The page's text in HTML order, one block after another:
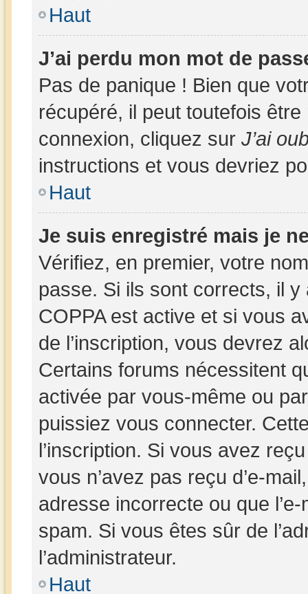
Haut
J’ai perdu mon mot de
Pas de panique ! Bien que
récupéré, il peut toutefois
connexion, cliquez sur J’ai
instructions et vous devriez
Haut
Je suis enregistré mais je
Vérifiez, en premier, votre
passe. Si ils sont corrects, il
COPPA est active et si vous
de l’inscription, vous devrez
Certains forums nécessitent
activée par vous-même ou
puissiez vous connecter.
l’inscription. Si vous avez
vous n’avez pas reçu d’e-
adresse incorrecte ou que
spam. Si vous êtes sûr de
l’administrateur.
Haut